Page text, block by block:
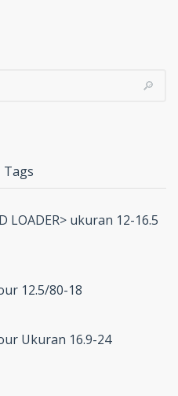
Tags
LOADER> ukuran 12-16.5
12.5/80-18
Ukuran 16.9-24